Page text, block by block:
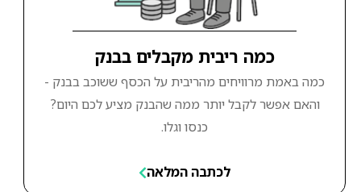
כמה ריבית מקבלים בבנק
כמה באמת מרוויחים מהריבית על הכסף ששוכב בבנק -
והאם אפשר לקבל יותר ממה שהבנק מציע לכם היום?
כנסו וגלו.
לכתבה המלאה